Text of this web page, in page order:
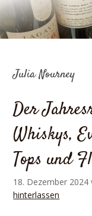
Julia Nourney
Der
Whiskys,
Tops und
18. Dezember 2024
hinterlassen